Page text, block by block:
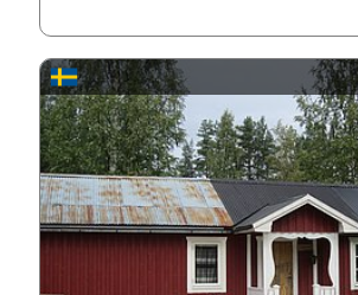
Super für Schleppangler und Hechtfans!